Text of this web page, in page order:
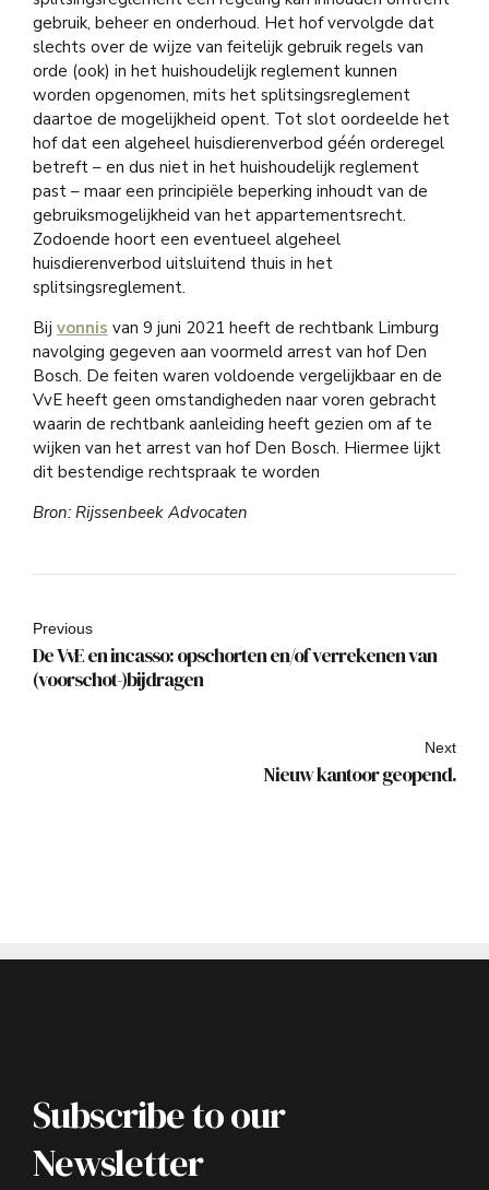
gebruik, beheer en onderhoud. Het hof vervolgde dat
slechts over de wijze van feitelijk gebruik regels van
orde (ook) in het huishoudelijk reglement kunnen
worden opgenomen, mits het splitsingsreglement
daartoe de mogelijkheid opent. Tot slot oordeelde het
hof dat een algeheel huisdierenverbod géén orderegel
betreft – en dus niet in het huishoudelijk reglement
past – maar een principiële beperking inhoudt van de
gebruiksmogelijkheid van het appartementsrecht.
Zodoende hoort een eventueel algeheel
huisdierenverbod uitsluitend thuis in het
splitsingsreglement.
Bij vonnis van 9 juni 2021 heeft de rechtbank Limburg
navolging gegeven aan voormeld arrest van hof Den
Bosch. De feiten waren voldoende vergelijkbaar en de
VvE heeft geen omstandigheden naar voren gebracht
waarin de rechtbank aanleiding heeft gezien om af te
wijken van het arrest van hof Den Bosch. Hiermee lijkt
dit bestendige rechtspraak te worden
Bron: Rijssenbeek Advocaten
Previous
De VvE en incasso: opschorten en/of verrekenen van
(voorschot-)bijdragen
Next
Nieuw kantoor geopend.
Subscribe to our
Newsletter